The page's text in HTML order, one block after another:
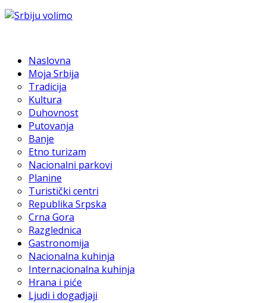
Naslovna
Moja Srbija
Tradicija
Kultura
Duhovnost
Putovanja
Banje
Etno turizam
Nacionalni parkovi
Planine
Turistički centri
Republika Srpska
Crna Gora
Razglednica
Gastronomija
Nacionalna kuhinja
Internacionalna kuhinja
Hrana i piće
Ljudi i dogadjaji